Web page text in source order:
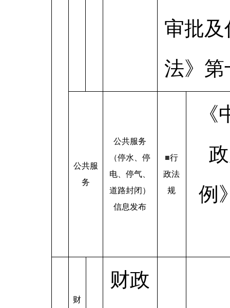
审批
法》第
公共服
务
公共服务
（停水、停
电、停气、
道路封闭）
信息发布
■行
政法
规
例
财
财政